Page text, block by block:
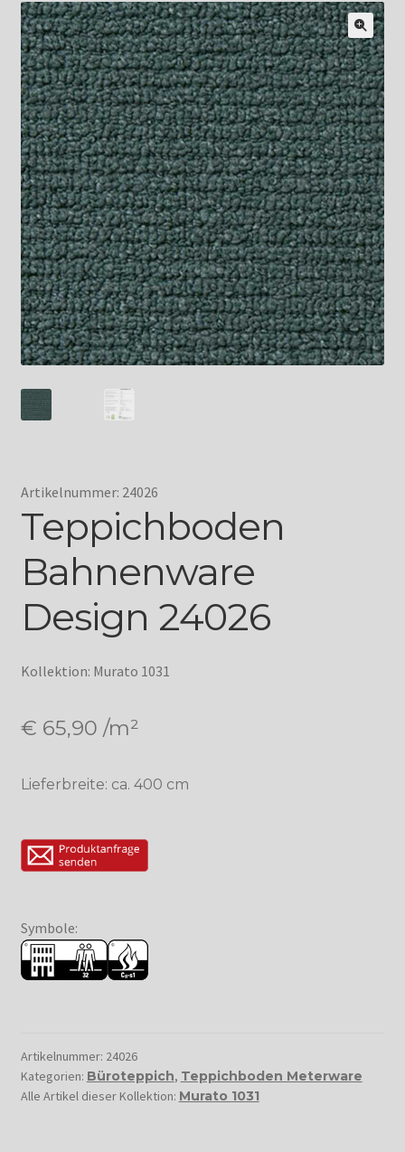
Artikelnummer: 24026
Teppichboden
Bahnenware
Design 24026
Kollektion: Murato 1031
€ 65,90 /m²
Lieferbreite: ca. 400 cm
Symbole:
Artikelnummer: 24026
Kategorien: Büroteppich, Teppichboden Meterware
Alle Artikel dieser Kollektion: Murato 1031